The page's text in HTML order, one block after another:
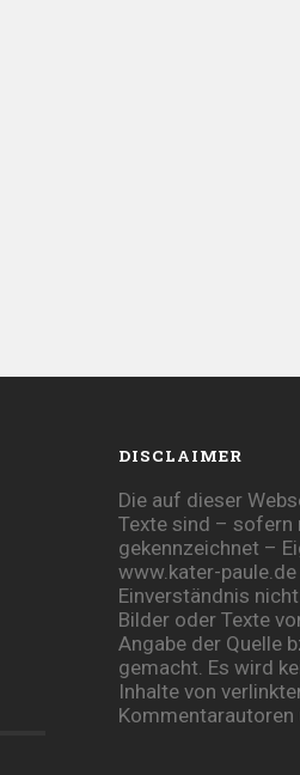
DISCLAIMER
Die auf dieser
Texte sind – sofern
gekennzeichnet –
www.kater-
Einverständnis
Bilder oder Texte
Angabe der Quelle
gemacht. Es wird
Inhalte von
Kommentarautoren